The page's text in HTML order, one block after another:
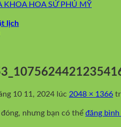
KHOA HOA SỨ PHÚ MỸ
lịch
10 11, 2024 lúc 2048 × 1366
nhưng bạn có thể đăng bình